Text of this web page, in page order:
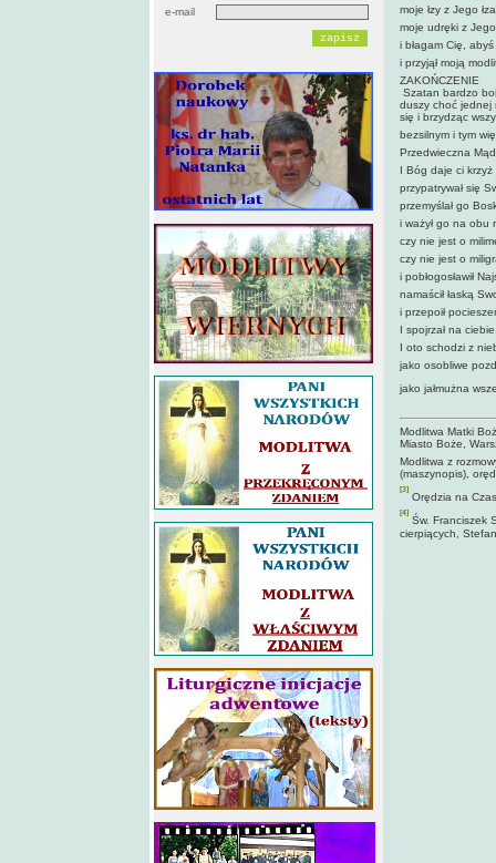
e-mail
moje łzy z Jego
moje udręki z
i błagam Cię,
i przyjął moją
ZAKOŃCZENIE
Szatan bardzo
duszy choć jednej
się i brzy­dząc
bezsilnym i tym
Przedwieczna
I Bóg daje ci krzyż
przypatrywał się
przemyślał go
i ważył go na obu
czy nie jest o
czy nie jest o
i pobłogosławił
namaścił łaską
i przepoił
I spojrzał na
I oto schodzi z
jako osobliwe
jako jałmużna
Modlitwa Matki
Miasto Boże,
Modlitwa z
(maszynopis),
[3]
Orędzia na
[4]
Św. Franciszek
cierpiących,